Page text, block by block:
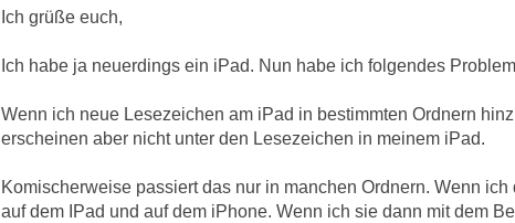
Ich grüße euch,
Ich habe ja neuerdings ein iPad. Nun habe ich folgendes
Wenn ich neue Lesezeichen am iPad in bestimmten Ordnern
erscheinen aber nicht unter den Lesezeichen in meinem iPad.
Komischerweise passiert das nur in manchen Ordnern. Wenn
auf dem IPad und auf dem iPhone. Wenn ich sie dann mit dem